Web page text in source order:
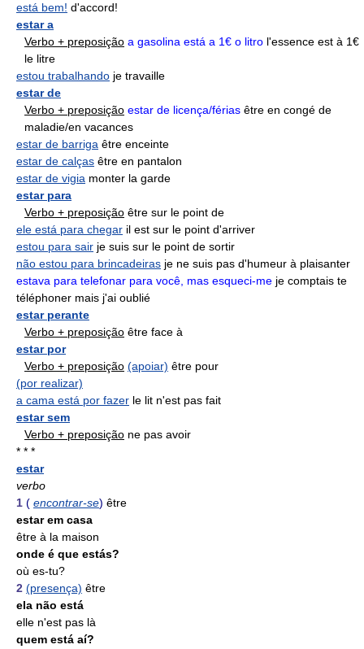
está bem! d'accord!
estar a
Verbo + preposição a gasolina está a 1€ o litro l'essence est à 1€
le litre
estou trabalhando je travaille
estar de
Verbo + preposição estar de licença/férias être en congé de
maladie/en vacances
estar de barriga être enceinte
estar de calças être en pantalon
estar de vigia monter la garde
estar para
Verbo + preposição être sur le point de
ele está para chegar il est sur le point d'arriver
estou para sair je suis sur le point de sortir
não estou para brincadeiras je ne suis pas d'humeur à plaisanter
estava para telefonar para você, mas esqueci-me je comptais te
téléphoner mais j'ai oublié
estar perante
Verbo + preposição être face à
estar por
Verbo + preposição (apoiar) être pour
(por realizar)
a cama está por fazer le lit n'est pas fait
estar sem
Verbo + preposição ne pas avoir
* * *
estar
verbo
1 ( encontrar-se) être
estar em casa
être à la maison
onde é que estás?
où es-tu?
2 (presença) être
ela não está
elle n'est pas là
quem está aí?